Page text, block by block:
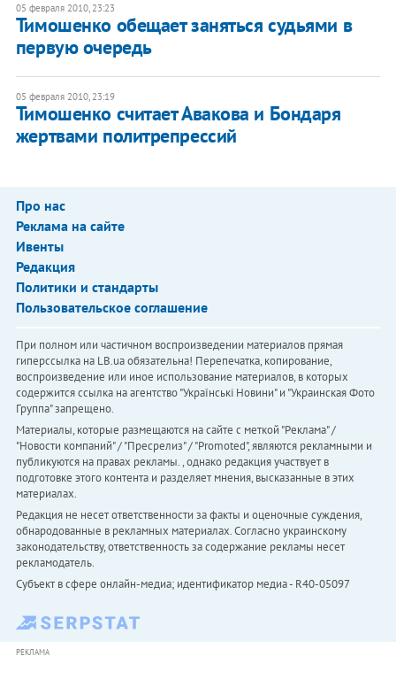
05 февраля 2010, 23:23
Тимошенко обещает заняться судьями в
первую очередь
05 февраля 2010, 23:19
Тимошенко считает Авакова и Бондаря
жертвами политрепрессий
Про нас
Реклама на сайте
Ивенты
Редакция
Политики и стандарты
Пользовательское соглашение
При полном или частичном воспроизведении материалов прямая
гиперссылка на LB.ua обязательна! Перепечатка, копирование,
воспроизведение или иное использование материалов, в которых
содержится ссылка на агентство "Українськi Новини" и "Украинская Фото
Группа" запрещено.
Материалы, которые размещаются на сайте с меткой "Реклама" /
"Новости компаний" / "Пресрелиз" / "Promoted", являются рекламными и
публикуются на правах рекламы. , однако редакция участвует в
подготовке этого контента и разделяет мнения, высказанные в этих
материалах.
Редакция не несет ответственности за факты и оценочные суждения,
обнародованные в рекламных материалах. Согласно украинскому
законодательству, ответственность за содержание рекламы несет
рекламодатель.
Субъект в сфере онлайн-медиа; идентификатор медиа - R40-05097
РЕКЛАМА